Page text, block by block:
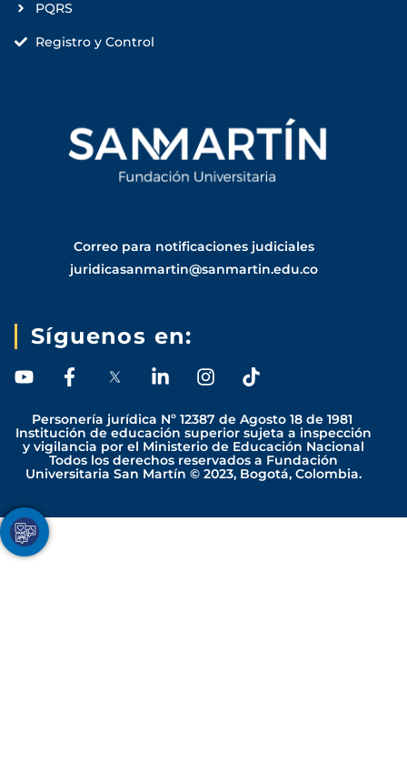
PQRS
Registro y Control
Correo para notificaciones judiciales
juridicasanmartin@sanmartin.edu.co
Síguenos en:
Y
u
t
u
b
F
c
e
b
o
L
n
k
e
d
I
s
t
a
g
T
k
t
o
k
Personería jurídica Nº 12387 de Agosto 18 de 1981
Institución de educación superior sujeta a inspección
y vigilancia por el Ministerio de Educación Nacional
Todos los derechos reservados a Fundación
Universitaria San Martín © 2023, Bogotá, Colombia.
Youtube
Facebook
Twitter
TikTok
Instagram